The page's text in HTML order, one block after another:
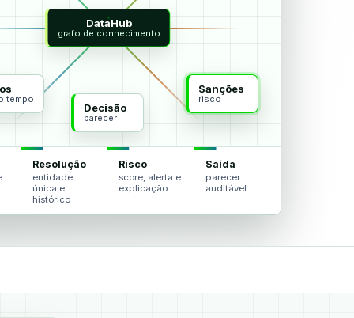
tempo
Sanções
risco
Decisão
parecer
DataHub
grafo de conhecimento
Resolução
entidade
única e
histórico
Risco
score, alerta e
explicação
Saída
parecer
auditável